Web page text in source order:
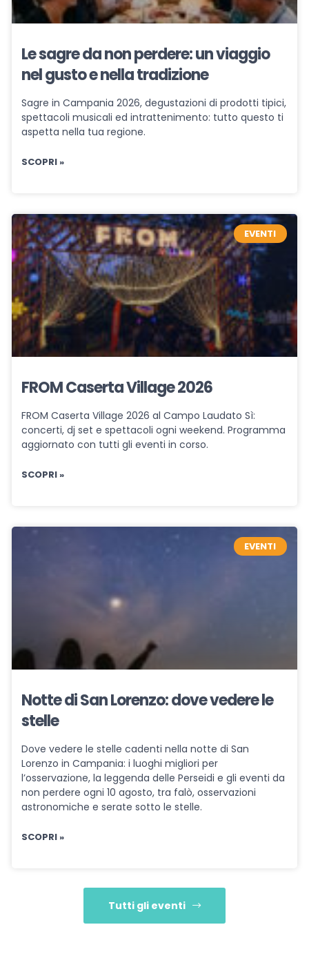
Le sagre da non perdere: un viaggio
nel gusto e nella tradizione
Sagre in Campania 2026, degustazioni di prodotti tipici,
spettacoli musicali ed intrattenimento: tutto questo ti
aspetta nella tua regione.
SCOPRI »
EVENTI
FROM Caserta Village 2026
FROM Caserta Village 2026 al Campo Laudato Sì:
concerti, dj set e spettacoli ogni weekend. Programma
aggiornato con tutti gli eventi in corso.
SCOPRI »
EVENTI
Notte di San Lorenzo: dove vedere le
stelle
Dove vedere le stelle cadenti nella notte di San
Lorenzo in Campania: i luoghi migliori per
l’osservazione, la leggenda delle Perseidi e gli eventi da
non perdere ogni 10 agosto, tra falò, osservazioni
astronomiche e serate sotto le stelle.
SCOPRI »
Tutti gli eventi